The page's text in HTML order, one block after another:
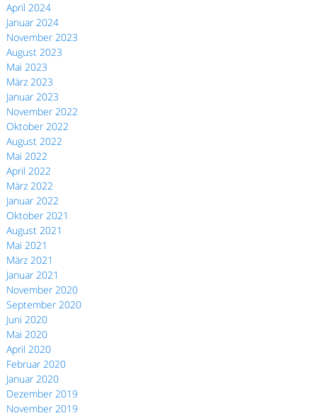
April 2024
Januar 2024
November 2023
August 2023
Mai 2023
März 2023
Januar 2023
November 2022
Oktober 2022
August 2022
Mai 2022
April 2022
März 2022
Januar 2022
Oktober 2021
August 2021
Mai 2021
März 2021
Januar 2021
November 2020
September 2020
Juni 2020
Mai 2020
April 2020
Februar 2020
Januar 2020
Dezember 2019
November 2019